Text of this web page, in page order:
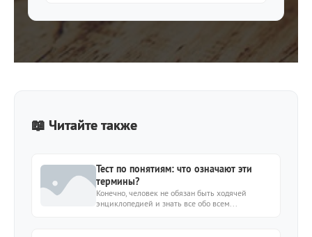
📖 Читайте также
Тест по понятиям: что означают эти
термины?
Конечно, человек не обязан быть ходячей
энциклопедией и знать все обо всем...